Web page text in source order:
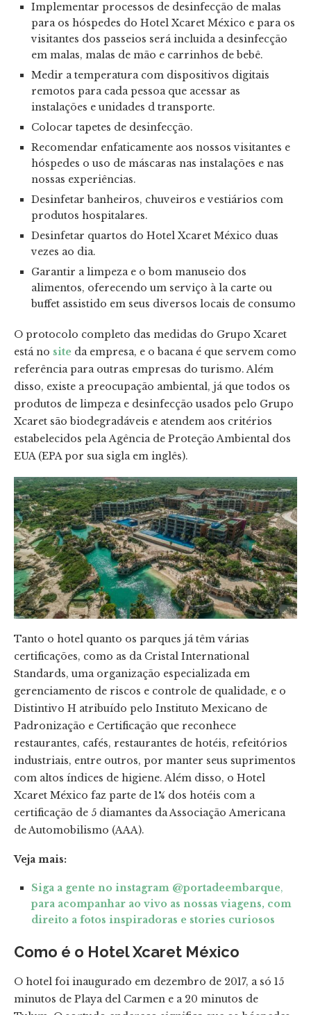
Implementar processos de desinfecção de malas
para os hóspedes do Hotel Xcaret México e para os
visitantes dos passeios será incluida a desinfecção
em malas, malas de mão e carrinhos de bebê.
Medir a temperatura com dispositivos digitais
remotos para cada pessoa que acessar as
instalações e unidades d transporte.
Colocar tapetes de desinfecção.
Recomendar enfaticamente aos nossos visitantes e
hóspedes o uso de máscaras nas instalações e nas
nossas experiências.
Desinfetar banheiros, chuveiros e vestiários com
produtos hospitalares.
Desinfetar quartos do Hotel Xcaret México duas
vezes ao dia.
Garantir a limpeza e o bom manuseio dos
alimentos, oferecendo um serviço à la carte ou
buffet assistido em seus diversos locais de consumo
O protocolo completo das medidas do Grupo Xcaret
está no site da empresa, e o bacana é que servem como
referência para outras empresas do turismo. Além
disso, existe a preocupação ambiental, já que todos os
produtos de limpeza e desinfecção usados pelo Grupo
Xcaret são biodegradáveis e atendem aos critérios
estabelecidos pela Agência de Proteção Ambiental dos
EUA (EPA por sua sigla em inglês).
Tanto o hotel quanto os parques já têm várias
certificações, como as da Cristal International
Standards, uma organização especializada em
gerenciamento de riscos e controle de qualidade, e o
Distintivo H atribuído pelo Instituto Mexicano de
Padronização e Certificação que reconhece
restaurantes, cafés, restaurantes de hotéis, refeitórios
industriais, entre outros, por manter seus suprimentos
com altos índices de higiene. Além disso, o Hotel
Xcaret México faz parte de 1% dos hotéis com a
certificação de 5 diamantes da Associação Americana
de Automobilismo (AAA).
Veja mais:
Siga a gente no instagram @portadeembarque,
para acompanhar ao vivo as nossas viagens, com
direito a fotos inspiradoras e stories curiosos
Como é o Hotel Xcaret México
O hotel foi inaugurado em dezembro de 2017, a só 15
minutos de Playa del Carmen e a 20 minutos de